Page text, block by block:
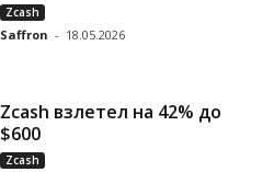
Zcash
Saffron - 18.05.2026
Zcash взлетел на 42% до
$600
Zcash